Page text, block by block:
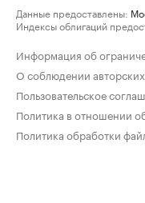
Данные предоставлены:
Индексы облигаций
Информация об
О соблюдении
Пользовательское
Политика в отношении
Политика обработки